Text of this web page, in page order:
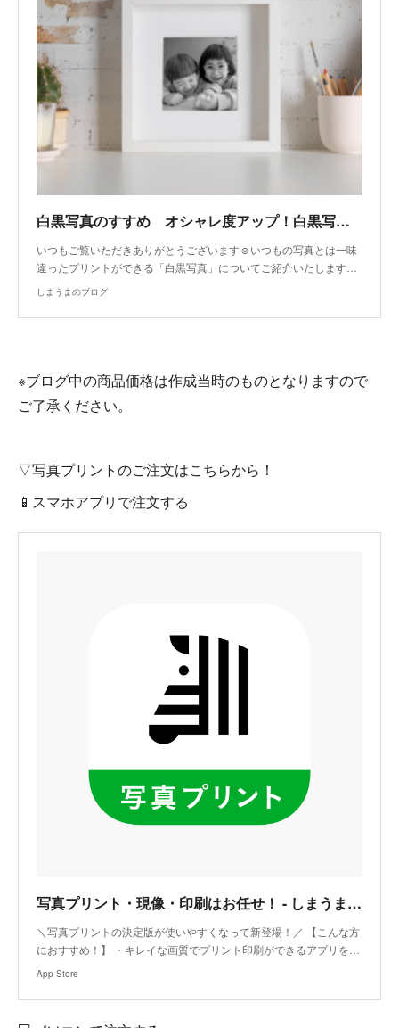
白黒写真のすすめ オシャレ度アップ！白黒写真のインテリア活用
いつもご覧いただきありがとうございます☺いつもの写真とは一味
違ったプリントができる「白黒写真」についてご紹介いたします…
しまうまのブログ
※ブログ中の商品価格は作成当時のものとなりますので
ご了承ください。
▽写真プリントのご注文はこちらから！
📱スマホアプリで注文する
‎写真プリント・現像・印刷はお任せ！ - しまうまプリント
‎＼写真プリントの決定版が使いやすくなって新登場！／ 【こんな方
におすすめ！】 ・キレイな画質でプリント印刷ができるアプリを…
App Store